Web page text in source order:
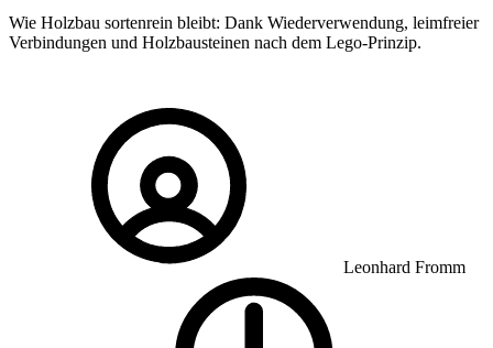
Wie Holzbau sortenrein bleibt: Dank Wiederverwendung, leimfreier
Verbindungen und Holzbausteinen nach dem Lego-Prinzip.
Leonhard Fromm